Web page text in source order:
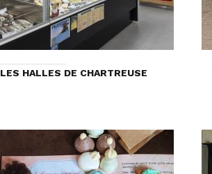
LES HALLES DE CHARTREUSE